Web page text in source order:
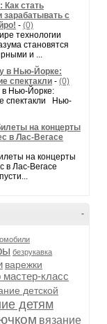
Как стать
зарабатывать с
- (0)
технологии
становятся
и ...
в Нью-Йорке:
спектакли - (0)
в Нью-Йорке:
спектакли Нью-
на концерты
в Лас-Вегасе
на концерты
в Лас-Вегасе
-
безрукавка
варежки
мастер-класс
детской
детям
вязание